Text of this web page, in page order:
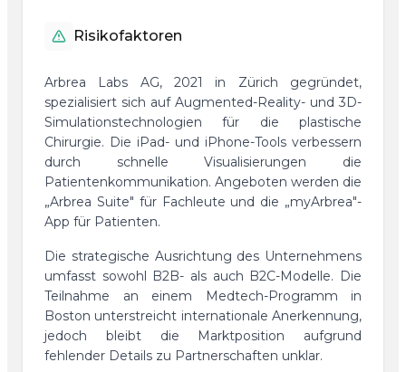
Risikofaktoren
Arbrea Labs AG, 2021 in Zürich gegründet,
spezialisiert sich auf Augmented-Reality- und 3D-
Simulationstechnologien für die plastische
Chirurgie. Die iPad- und iPhone-Tools verbessern
durch schnelle Visualisierungen die
Patientenkommunikation. Angeboten werden die
„Arbrea Suite" für Fachleute und die „myArbrea"-
App für Patienten.
Die strategische Ausrichtung des Unternehmens
umfasst sowohl B2B- als auch B2C-Modelle. Die
Teilnahme an einem Medtech-Programm in
Boston unterstreicht internationale Anerkennung,
jedoch bleibt die Marktposition aufgrund
fehlender Details zu Partnerschaften unklar.